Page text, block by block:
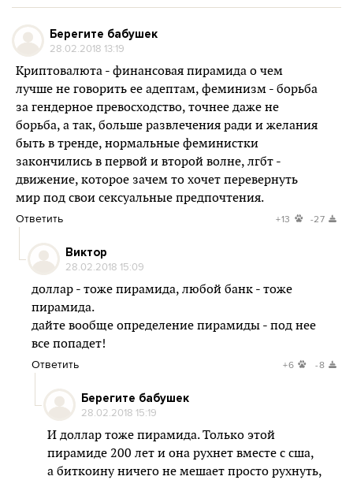
Берегите бабушек
28.02.2018 13:19
Криптовалюта - финансовая пирамида о чем
лучше не говорить ее адептам, феминизм - борьба
за гендерное превосходство, точнее даже не
борьба, а так, больше развлечения ради и желания
быть в тренде, нормальные феминистки
закончились в первой и второй волне, лгбт -
движение, которое зачем то хочет перевернуть
мир под свои сексуальные предпочтения.
Ответить +13 -27
Виктор
28.02.2018 15:09
доллар - тоже пирамида, любой банк - тоже
пирамида.
дайте вообще определение пирамиды - под нее
все попадет!
Ответить +6 -8
Берегите бабушек
28.02.2018 15:19
И доллар тоже пирамида. Только этой
пирамиде 200 лет и она рухнет вместе с сша,
а биткоину ничего не мешает просто рухнуть,